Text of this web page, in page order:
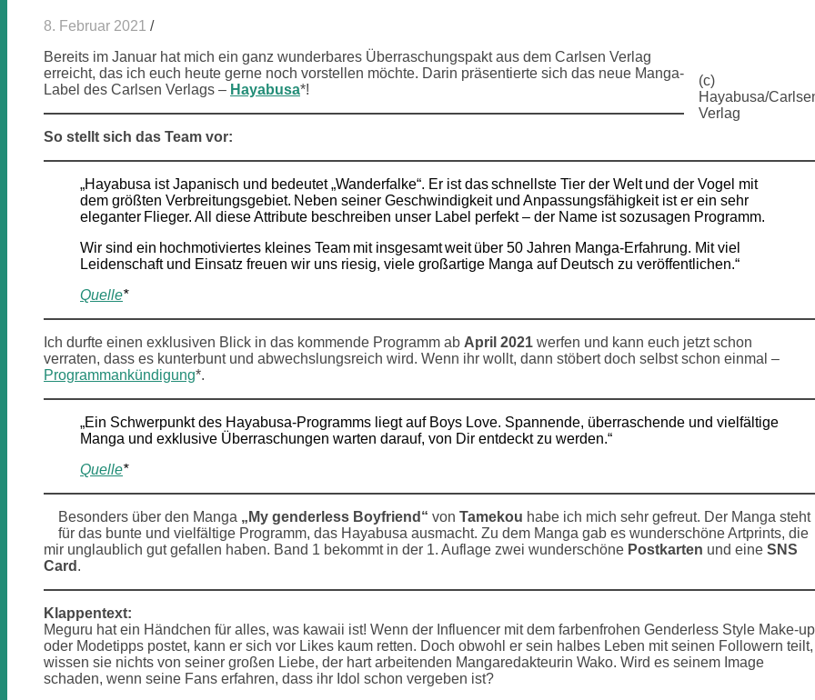
8. Februar 2021 /
(c)
Hayabusa/
Verlag
Bereits im Januar hat mich ein ganz wunderbares Überraschungspakt aus dem Carlsen Verlag
erreicht, das ich euch heute gerne noch vorstellen möchte. Darin präsentierte sich das neue Manga-
Label des Carlsen Verlags – Hayabusa*!
So stellt sich das Team vor:
„Hayabusa ist Japanisch und bedeutet „Wanderfalke“. Er ist das schnellste Tier der Welt und der Vogel mit
dem größten Verbreitungsgebiet. Neben seiner Geschwindigkeit und Anpassungsfähigkeit ist er ein sehr
eleganter Flieger. All diese Attribute beschreiben unser Label perfekt – der Name ist sozusagen Programm.
Wir sind ein hochmotiviertes kleines Team mit insgesamt weit über 50 Jahren Manga-Erfahrung. Mit viel
Leidenschaft und Einsatz freuen wir uns riesig, viele großartige Manga auf Deutsch zu veröffentlichen.“
Quelle*
Ich durfte einen exklusiven Blick in das kommende Programm ab April 2021 werfen und kann euch jetzt schon
verraten, dass es kunterbunt und abwechslungsreich wird. Wenn ihr wollt, dann stöbert doch selbst schon einmal –
Programmankündigung*.
„Ein Schwerpunkt des Hayabusa-Programms liegt auf Boys Love. Spannende, überraschende und vielfältige
Manga und exklusive Überraschungen warten darauf, von Dir entdeckt zu werden.“
Quelle*
Besonders über den Manga „My genderless Boyfriend“ von Tamekou habe ich mich sehr gefreut. Der Manga steht
für das bunte und vielfältige Programm, das Hayabusa ausmacht. Zu dem Manga gab es wunderschöne Artprints, die
mir unglaublich gut gefallen haben. Band 1 bekommt in der 1. Auflage zwei wunderschöne Postkarten und eine SNS
Card .
Klappentext:
Meguru hat ein Händchen für alles, was kawaii ist! Wenn der Influencer mit dem farbenfrohen Genderless Style Make-
oder Modetipps postet, kann er sich vor Likes kaum retten. Doch obwohl er sein halbes Leben mit seinen Followern teilt,
wissen sie nichts von seiner großen Liebe, der hart arbeitenden Mangaredakteurin Wako. Wird es seinem Image
schaden, wenn seine Fans erfahren, dass ihr Idol schon vergeben ist?